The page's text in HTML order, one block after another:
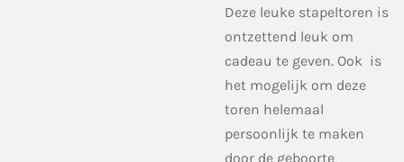
Deze leuke stapeltoren is
ontzettend leuk om
cadeau te geven. Ook is
het mogelijk om deze
toren helemaal
persoonlijk te maken
door de geboorte